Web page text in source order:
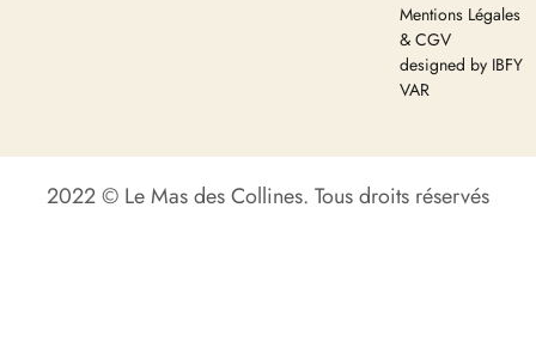
Mentions Légales
& CGV
designed by IBFY
VAR
2022 © Le Mas des Collines. Tous droits réservés